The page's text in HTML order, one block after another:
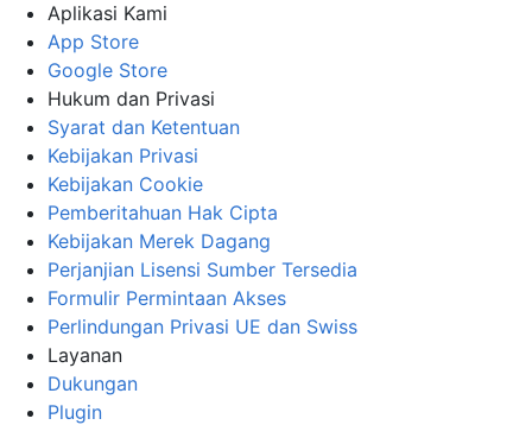
Aplikasi Kami
App Store
Google Store
Hukum dan Privasi
Syarat dan Ketentuan
Kebijakan Privasi
Kebijakan Cookie
Pemberitahuan Hak Cipta
Kebijakan Merek Dagang
Perjanjian Lisensi Sumber Tersedia
Formulir Permintaan Akses
Perlindungan Privasi UE dan Swiss
Layanan
Dukungan
Plugin